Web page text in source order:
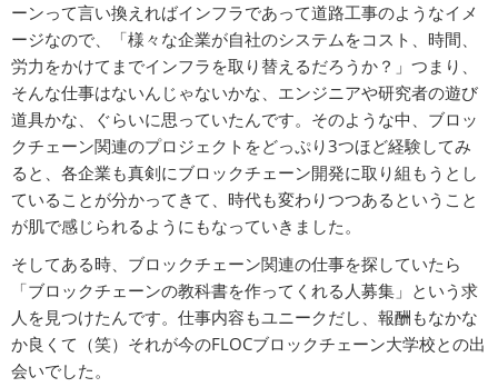
ーンって言い換えればインフラであって道路工事のようなイメ
ージなので、「様々な企業が自社のシステムをコスト、時間、
労力をかけてまでインフラを取り替えるだろうか？」つまり、
そんな仕事はないんじゃないかな、エンジニアや研究者の遊び
道具かな、ぐらいに思っていたんです。そのような中、ブロッ
クチェーン関連のプロジェクトをどっぷり3つほど経験してみ
ると、各企業も真剣にブロックチェーン開発に取り組もうとし
ていることが分かってきて、時代も変わりつつあるということ
が肌で感じられるようにもなっていきました。
そしてある時、ブロックチェーン関連の仕事を探していたら
「ブロックチェーンの教科書を作ってくれる人募集」という求
人を見つけたんです。仕事内容もユニークだし、報酬もなかな
か良くて（笑）それが今のFLOCブロックチェーン大学校との出
会いでした。